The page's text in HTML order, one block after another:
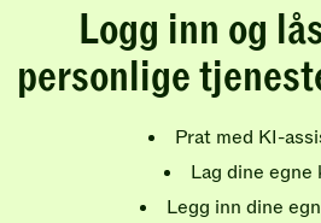
Logg inn og
personlige
Prat med KI-
Lag dine egne
Legg inn dine